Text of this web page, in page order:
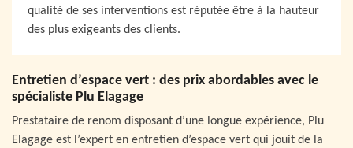
qualité de ses interventions est réputée être à la hauteur
des plus exigeants des clients.
Entretien d’espace vert : des prix abordables avec le
spécialiste Plu Elagage
Prestataire de renom disposant d’une longue expérience, Plu
Elagage est l’expert en entretien d’espace vert qui jouit de la